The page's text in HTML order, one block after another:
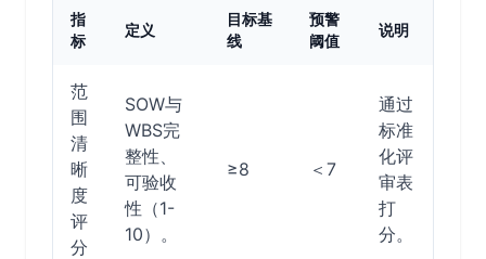
指
标
定义
目标基
线
预警
阈值
说明
范
围
清
晰
度
评
分
SOW与
WBS完
整性、
可验收
性（1-
10）。
≥8 ＜7
通过
标准
化评
审表
打
分。